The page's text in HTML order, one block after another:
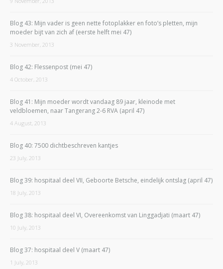
Blog 43: Mijn vader is geen nette fotoplakker en foto’s pletten, mijn
moeder bijt van zich af (eerste helft mei 47)
3 November, 2013
Blog 42: Flessenpost (mei 47)
4 October, 2013
Blog 41: Mijn moeder wordt vandaag 89 jaar, kleinode met
veldbloemen, naar Tangerang 2-6 RVA (april 47)
4 August, 2013
Blog 40: 7500 dichtbeschreven kantjes
23 July, 2013
Blog 39: hospitaal deel VII, Geboorte Betsche, eindelijk ontslag (april 47)
18 July, 2013
Blog 38: hospitaal deel VI, Overeenkomst van Linggadjati (maart 47)
10 July, 2013
Blog 37: hospitaal deel V (maart 47)
1 July, 2013